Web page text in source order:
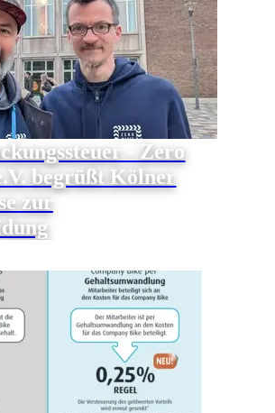
- Zero
begrüßt Kölner
zur